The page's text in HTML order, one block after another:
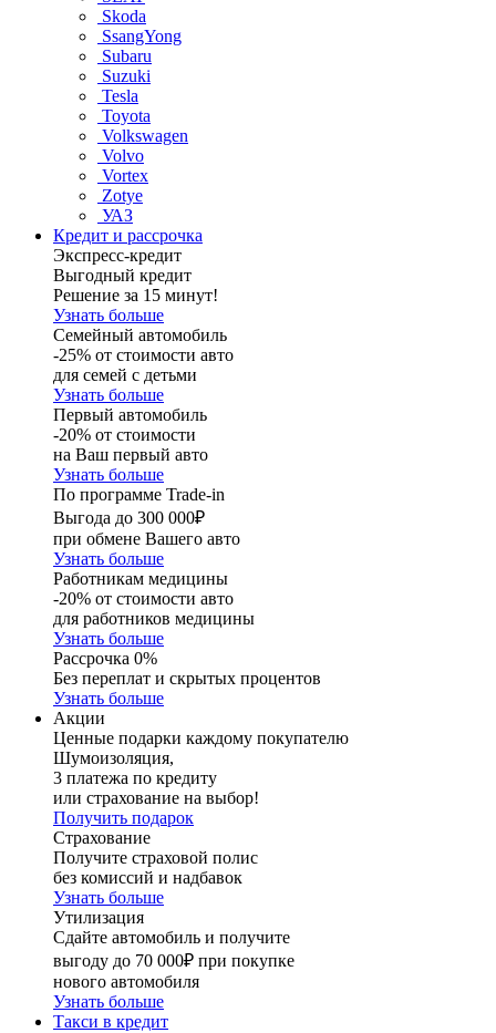
Skoda
SsangYong
Subaru
Suzuki
Tesla
Toyota
Volkswagen
Volvo
Vortex
Zotye
УАЗ
Кредит и рассрочка
Экспресс-кредит
Выгодный кредит
Решение за 15 минут!
Узнать больше
Семейный автомобиль
-25% от стоимости авто
для семей с детьми
Узнать больше
Первый автомобиль
-20% от стоимости
на Ваш первый авто
Узнать больше
По программе Trade-in
Выгода до 300 000₽
при обмене Вашего авто
Узнать больше
Работникам медицины
-20% от стоимости авто
для работников медицины
Узнать больше
Рассрочка 0%
Без переплат и скрытых процентов
Узнать больше
Акции
Ценные подарки каждому покупателю
Шумоизоляция,
3 платежа по кредиту
или страхование на выбор!
Получить подарок
Страхование
Получите страховой полис
без комиссий и надбавок
Узнать больше
Утилизация
Сдайте автомобиль и получите
выгоду до 70 000₽ при покупке
нового автомобиля
Узнать больше
Такси в кредит